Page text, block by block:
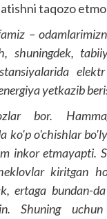
taqozo
–
shuningdek,
yetkazib
bor.
ko'p o'chishlar
inkor etmayapti.
kiritgan
ertaga bundan-
Shuning